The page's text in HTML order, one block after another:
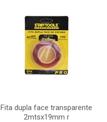
Fita dupla face transparente
2mtsx19mm r